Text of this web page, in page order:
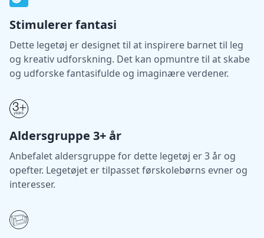
Stimulerer fantasi
Dette legetøj er designet til at inspirere barnet til leg
og kreativ udforskning. Det kan opmuntre til at skabe
og udforske fantasifulde og imaginære verdener.
Aldersgruppe 3+ år
Anbefalet aldersgruppe for dette legetøj er 3 år og
opefter. Legetøjet er tilpasset førskolebørns evner og
interesser.